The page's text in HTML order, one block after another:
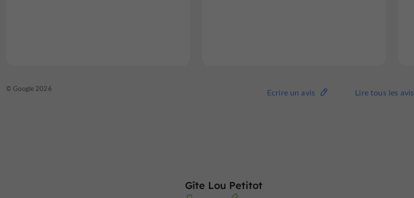
Lire tous les avis
Ecrire un avis
© Google 2026
Gîte Lou Petitot